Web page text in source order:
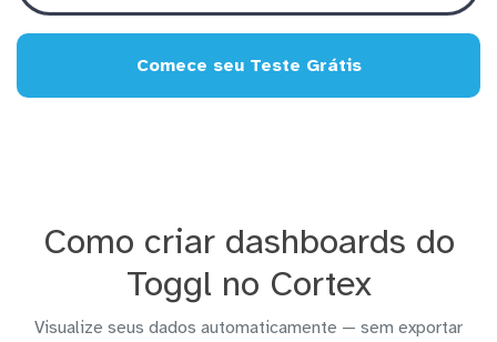
Comece seu Teste Grátis
Como criar dashboards do
Toggl no Cortex
Visualize seus dados automaticamente — sem exportar